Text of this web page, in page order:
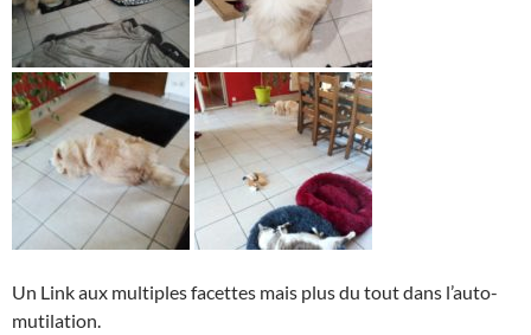
Un Link aux multiples facettes mais plus du tout dans l’auto-
mutilation.